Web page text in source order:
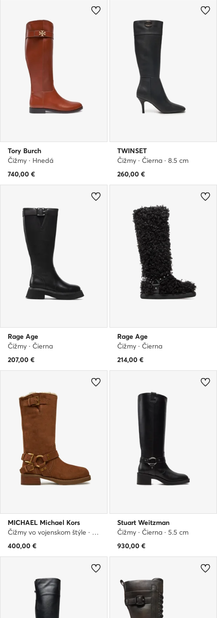
Tory Burch
Čižmy · Hnedá
740,00 €
TWINSET
Čižmy · Čierna · 8.5 cm
260,00 €
Rage Age
Čižmy · Čierna
207,00 €
Rage Age
Čižmy · Čierna
214,00 €
MICHAEL Michael Kors
Čižmy vo vojenskom štýle · Hnedá
400,00 €
Stuart Weitzman
Čižmy · Čierna · 5.5 cm
930,00 €